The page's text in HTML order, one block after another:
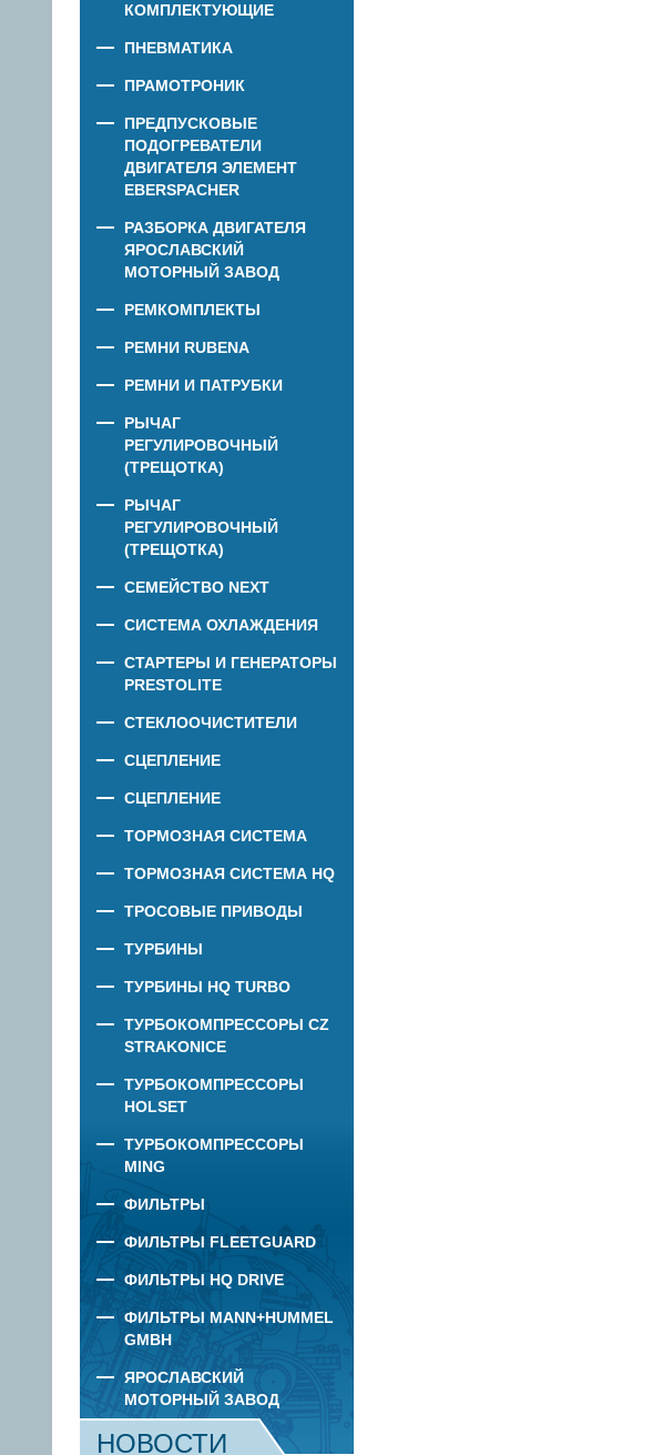
КОМПЛЕКТУЮЩИЕ
ПНЕВМАТИКА
ПРАМОТРОНИК
ПРЕДПУСКОВЫЕ
ПОДОГРЕВАТЕЛИ
ДВИГАТЕЛЯ ЭЛЕМЕНТ
EBERSPACHER
РАЗБОРКА ДВИГАТЕЛЯ
ЯРОСЛАВСКИЙ
МОТОРНЫЙ ЗАВОД
РЕМКОМПЛЕКТЫ
РЕМНИ RUBENA
РЕМНИ И ПАТРУБКИ
РЫЧАГ
РЕГУЛИРОВОЧНЫЙ
(ТРЕЩОТКА)
РЫЧАГ
РЕГУЛИРОВОЧНЫЙ
(ТРЕЩОТКА)
СЕМЕЙСТВО NEXT
СИСТЕМА ОХЛАЖДЕНИЯ
СТАРТЕРЫ И ГЕНЕРАТОРЫ
PRESTOLITE
СТЕКЛООЧИСТИТЕЛИ
СЦЕПЛЕНИЕ
СЦЕПЛЕНИЕ
ТОРМОЗНАЯ СИСТЕМА
ТОРМОЗНАЯ СИСТЕМА HQ
ТРОСОВЫЕ ПРИВОДЫ
ТУРБИНЫ
ТУРБИНЫ HQ TURBO
ТУРБОКОМПРЕССОРЫ CZ
STRAKONICE
ТУРБОКОМПРЕССОРЫ
HOLSET
ТУРБОКОМПРЕССОРЫ
MING
ФИЛЬТРЫ
ФИЛЬТРЫ FLEETGUARD
ФИЛЬТРЫ HQ DRIVE
ФИЛЬТРЫ MANN+HUMMEL
GMBH
ЯРОСЛАВСКИЙ
МОТОРНЫЙ ЗАВОД
НОВОСТИ